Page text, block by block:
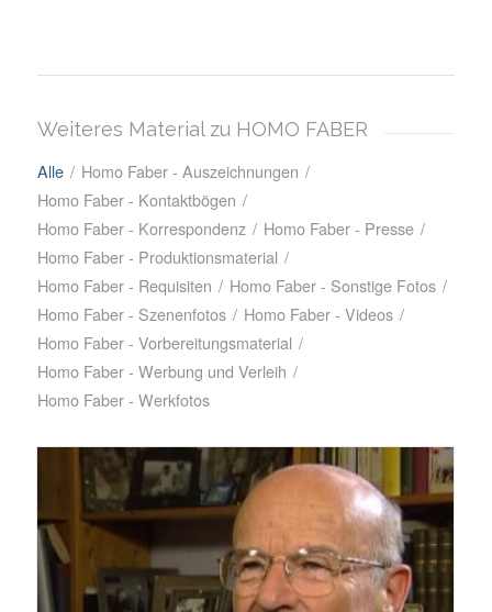
Weiteres Material zu HOMO FABER
Alle / Homo Faber - Auszeichnungen /
Homo Faber - Kontaktbögen /
Homo Faber - Korrespondenz / Homo Faber - Presse /
Homo Faber - Produktionsmaterial /
Homo Faber - Requisiten / Homo Faber - Sonstige Fotos /
Homo Faber - Szenenfotos / Homo Faber - Videos /
Homo Faber - Vorbereitungsmaterial /
Homo Faber - Werbung und Verleih /
Homo Faber - Werkfotos